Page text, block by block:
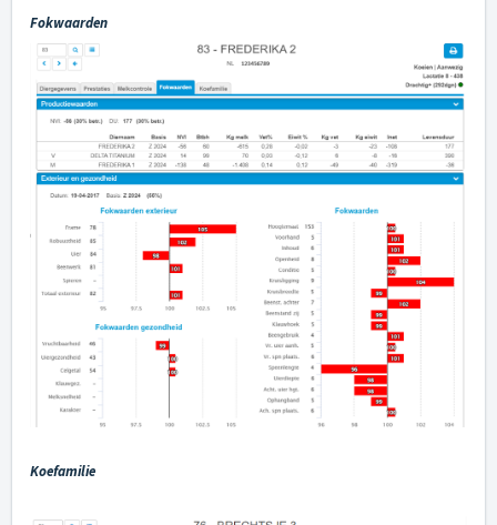
Fokwaarden
Koefamilie